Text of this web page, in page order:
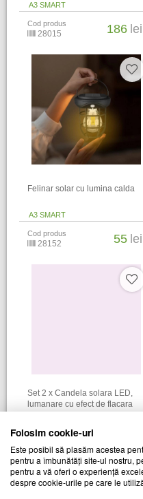
A3 SMART
Cod produs
28015 186 lei
Felinar solar cu lumina calda
A3 SMART
Cod produs
28152 55 lei
Set 2 x Candela solara LED,
lumanare cu efect de flacara
28781 69 lei
Folosim cookie-uri
Este posibil să plasăm acestea
pentru a îmbunătăți site-ul nostru,
pentru a vă oferi o experiență
despre cookie-urile pe care le